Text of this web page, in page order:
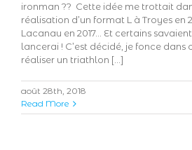
ironman ?? Cette idée me trottait
réalisation d’un format L à Troyes en
Lacanau en 2017… Et certains
lancerai ! C’est décidé, je fonce dans
réaliser un triathlon [...]
août 28th, 2018
Read More